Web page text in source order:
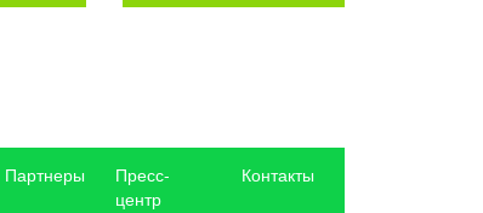
Партнеры
Пресс-
центр
Контакты